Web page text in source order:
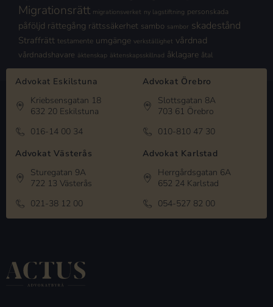
Migrationsrätt migrationsverket ny lagstiftning personskada
påföljd rättegång rättssäkerhet sambo sambor skadestånd
Straffrätt testamente umgänge verkställighet vårdnad
vårdnadshavare äktenskap äktenskapsskillnad åklagare åtal
Advokat Eskilstuna
Kriebsensgatan 18
632 20 Eskilstuna
016-14 00 34
Advokat Örebro
Slottsgatan 8A
703 61 Örebro
010-810 47 30
Advokat Västerås
Sturegatan 9A
722 13 Västerås
021-38 12 00
Advokat Karlstad
Herrgårdsgatan 6A
652 24 Karlstad
054-527 82 00